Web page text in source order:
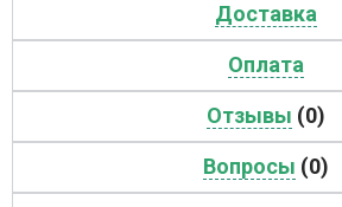
Доставка
Оплата
Отзывы (0)
Вопросы (0)